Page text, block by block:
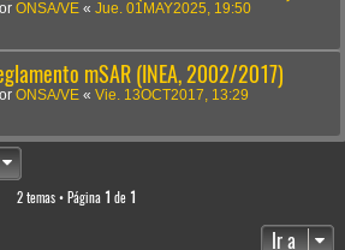
ONSA/VE « Jue. 01MAY2025, 19:50
mSAR (INEA, 2002/2017)
ONSA/VE « Vie. 13OCT2017, 13:29
2 temas • Página 1 de 1
Ir a